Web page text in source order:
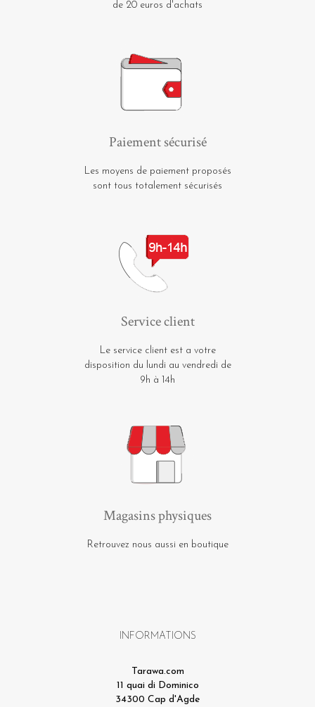
de 20 euros d'achats
Paiement sécurisé
Les moyens de paiement proposés
sont tous totalement sécurisés
Service client
Le service client est a votre
disposition du lundi au vendredi de
9h à 14h
Magasins physiques
Retrouvez nous aussi en boutique
INFORMATIONS
Tarawa.com
11 quai di Dominico
34300 Cap d'Agde